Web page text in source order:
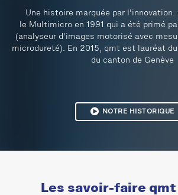
Une histoire marquée par l'innovation.
le Multimicro en 1991 qui a été primé
(analyseur d'images motorisé avec
microdureté). En 2015, qmt est lauréat
du canton de Genève
NOTRE HISTORIQUE
Les savoir-faire qmt